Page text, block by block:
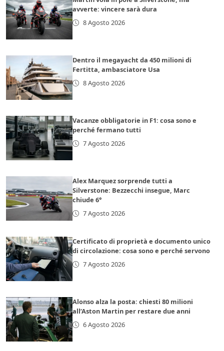
avverte: vincere sarà dura
8 Agosto 2026
Dentro il megayacht da 450 milioni di
Fertitta, ambasciatore Usa
8 Agosto 2026
Vacanze obbligatorie in F1: cosa sono e
perché fermano tutti
7 Agosto 2026
Alex Marquez sorprende tutti a
Silverstone: Bezzecchi insegue, Marc
chiude 6°
7 Agosto 2026
Certificato di proprietà e documento unico
di circolazione: cosa sono e perché servono
7 Agosto 2026
Alonso alza la posta: chiesti 80 milioni
all’Aston Martin per restare due anni
6 Agosto 2026